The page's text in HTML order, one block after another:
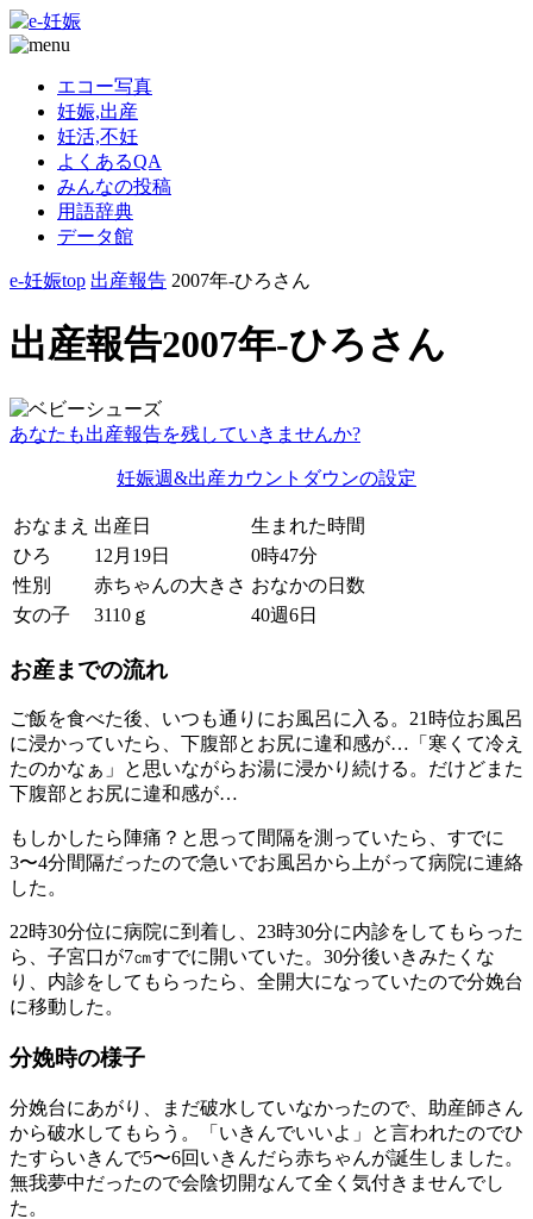
エコー写真
妊娠,出産
妊活,不妊
よくあるQA
みんなの投稿
用語辞典
データ館
e-妊娠top 出産報告 2007年-ひろさん
出産報告2007年-ひろさん
あなたも出産報告を残していきませんか?
妊娠週&出産カウントダウンの設定
おなまえ 出産日
生まれた時間
ひろ
12月19日
0時47分
性別
赤ちゃんの大きさ おなかの日数
女の子
3110ｇ 40週6日
お産までの流れ
ご飯を食べた後、いつも通りにお風呂に入る。21時位お風呂
に浸かっていたら、下腹部とお尻に違和感が…「寒くて冷え
たのかなぁ」と思いながらお湯に浸かり続ける。だけどまた
下腹部とお尻に違和感が…
もしかしたら陣痛？と思って間隔を測っていたら、すでに
3〜4分間隔だったので急いでお風呂から上がって病院に連絡
した。
22時30分位に病院に到着し、23時30分に内診をしてもらった
ら、子宮口が7㎝すでに開いていた。30分後いきみたくな
り、内診をしてもらったら、全開大になっていたので分娩台
に移動した。
分娩時の様子
分娩台にあがり、まだ破水していなかったので、助産師さん
から破水してもらう。「いきんでいいよ」と言われたのでひ
たすらいきんで5〜6回いきんだら赤ちゃんが誕生しました。
無我夢中だったので会陰切開なんて全く気付きませんでし
た。